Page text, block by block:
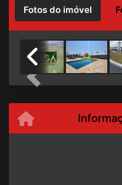
Fotos do imóvel
Previous